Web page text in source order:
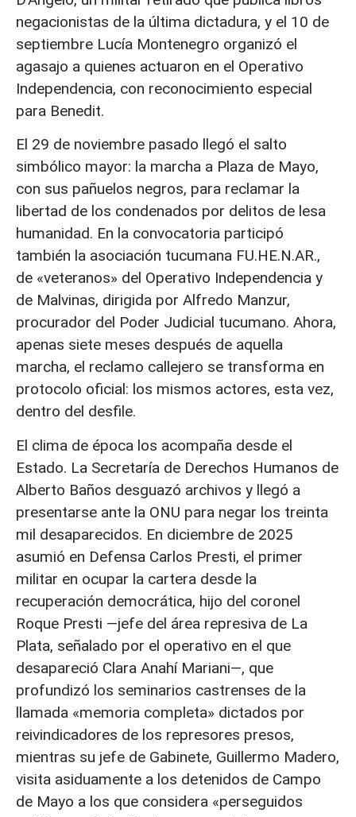
negacionistas de la última dictadura, y el 10 de
septiembre Lucía Montenegro organizó el
agasajo a quienes actuaron en el Operativo
Independencia, con reconocimiento especial
para Benedit.
El 29 de noviembre pasado llegó el salto
simbólico mayor: la marcha a Plaza de Mayo,
con sus pañuelos negros, para reclamar la
libertad de los condenados por delitos de lesa
humanidad. En la convocatoria participó
también la asociación tucumana FU.HE.N.AR.,
de «veteranos» del Operativo Independencia y
de Malvinas, dirigida por Alfredo Manzur,
procurador del Poder Judicial tucumano. Ahora,
apenas siete meses después de aquella
marcha, el reclamo callejero se transforma en
protocolo oficial: los mismos actores, esta vez,
dentro del desfile.
El clima de época los acompaña desde el
Estado. La Secretaría de Derechos Humanos de
Alberto Baños desguazó archivos y llegó a
presentarse ante la ONU para negar los treinta
mil desaparecidos. En diciembre de 2025
asumió en Defensa Carlos Presti, el primer
militar en ocupar la cartera desde la
recuperación democrática, hijo del coronel
Roque Presti —jefe del área represiva de La
Plata, señalado por el operativo en el que
desapareció Clara Anahí Mariani—, que
profundizó los seminarios castrenses de la
llamada «memoria completa» dictados por
reivindicadores de los represores presos,
mientras su jefe de Gabinete, Guillermo Madero,
visita asiduamente a los detenidos de Campo
de Mayo a los que considera «perseguidos